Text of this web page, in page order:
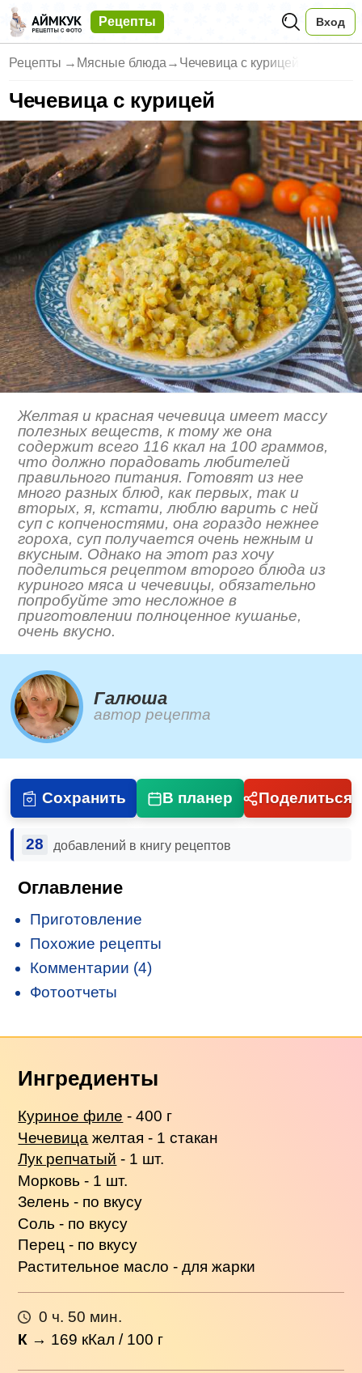
Рецепты Вход
Рецепты → Мясные блюда → Чечевица с курицей
Чечевица с курицей
Желтая и красная чечевица имеет массу
полезных веществ, к тому же она
содержит всего 116 ккал на 100 граммов,
что должно порадовать любителей
правильного питания. Готовят из нее
много разных блюд, как первых, так и
вторых, я, кстати, люблю варить с ней
суп с копченостями, она гораздо нежнее
гороха, суп получается очень нежным и
вкусным. Однако на этот раз хочу
поделиться рецептом второго блюда из
куриного мяса и чечевицы, обязательно
попробуйте это несложное в
приготовлении полноценное кушанье,
очень вкусно.
Галюша
автор рецепта
Сохранить В планер Поделиться
28 добавлений в книгу рецептов
Оглавление
Приготовление
Похожие рецепты
Комментарии (4)
Фотоотчеты
Ингредиенты
Куриное филе - 400 г
Чечевица желтая - 1 стакан
Лук репчатый - 1 шт.
Морковь - 1 шт.
Зелень - по вкусу
Соль - по вкусу
Перец - по вкусу
Растительное масло - для жарки
0 ч. 50 мин.
К → 169 кКал / 100 г